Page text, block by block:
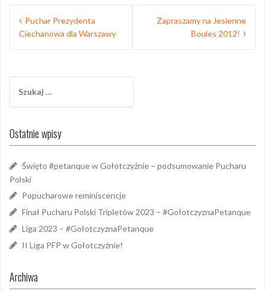
Nawigacja
wpisu
Puchar Prezydenta
Ciechanowa dla Warszawy
Zapraszamy na Jesienne
Boules 2012!
Ostatnie wpisy
Święto #petanque w Gołotczyźnie – podsumowanie Pucharu
Polski
Popucharowe reminiscencje
Finał Pucharu Polski Tripletów 2023 – #GołotczyznaPetanque
Liga 2023 – #GołotczyznaPetanque
II Liga PFP w Gołotczyźnie!
Archiwa